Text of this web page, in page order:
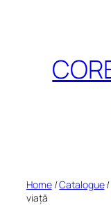
Home/Catalogue
viață